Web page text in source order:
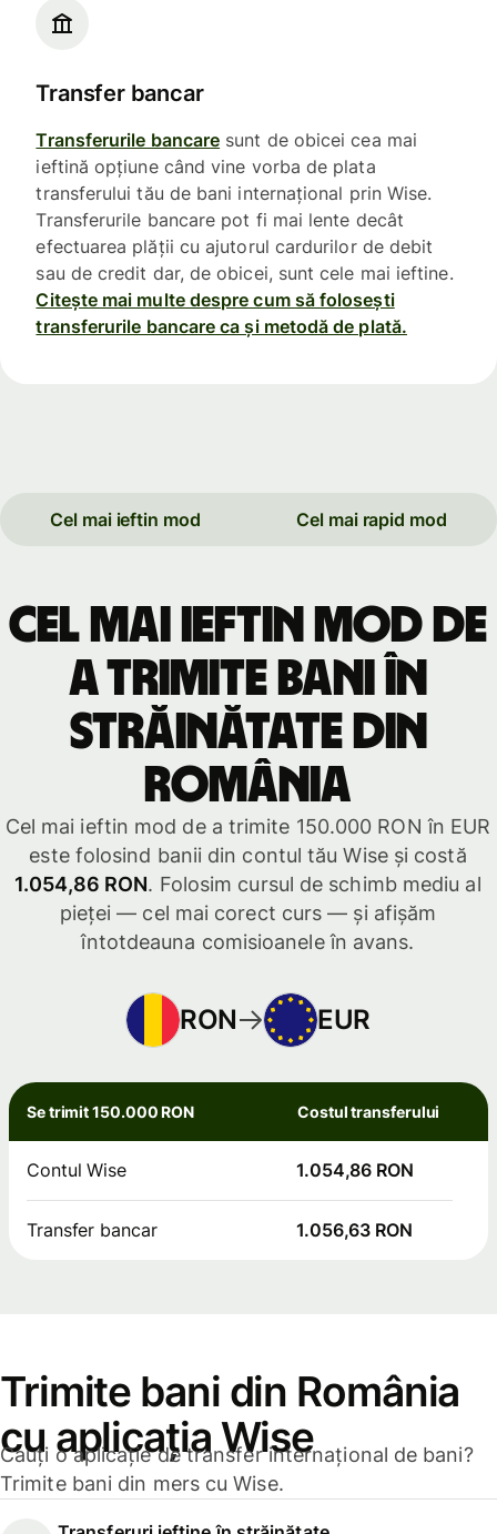
Transfer bancar
Transferurile bancare sunt de obicei cea mai
ieftină opțiune când vine vorba de plata
transferului tău de bani internațional prin Wise.
Transferurile bancare pot fi mai lente decât
efectuarea plății cu ajutorul cardurilor de debit
sau de credit dar, de obicei, sunt cele mai ieftine.
Citește mai multe despre cum să folosești
transferurile bancare ca și metodă de plată.
Cel mai ieftin mod Cel mai rapid mod
Cel mai ieftin mod de
a trimite bani în
străinătate din
România
Cel mai ieftin mod de a trimite 150.000 RON în EUR
este folosind banii din contul tău Wise și costă
1.054,86 RON. Folosim cursul de schimb mediu al
pieței — cel mai corect curs — și afișăm
întotdeauna comisioanele în avans.
RON EUR
Se trimit 150.000 RON Costul transferului
Contul Wise 1.054,86 RON
Transfer bancar 1.056,63 RON
Trimite bani din România
cu aplicația Wise
Cauți o aplicație de transfer internațional de bani?
Trimite bani din mers cu Wise.